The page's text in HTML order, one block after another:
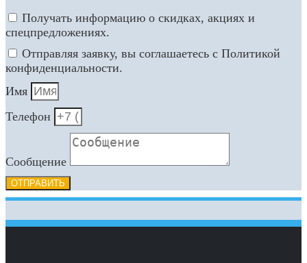
Получать информацию о скидках, акциях и
спецпредложениях.
Отправляя заявку, вы соглашаетесь с Политикой
конфиденциальности.
Имя
Телефон
Сообщение
ОТПРАВИТЬ